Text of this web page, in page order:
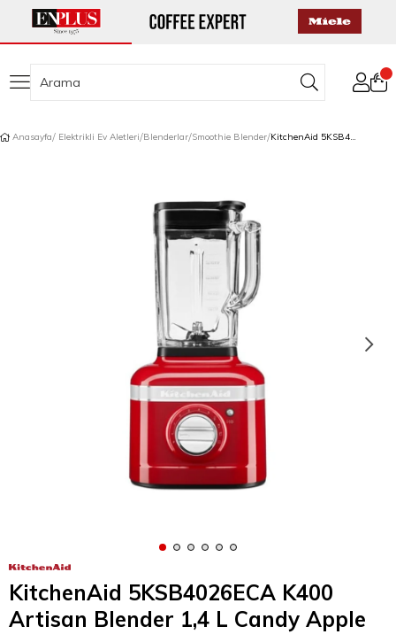
Anasayfa Elektrikli Ev Aletleri Blenderlar Smoothie Blender KitchenAid 5KSB4026ECA K400 Artisan Blender 1,4 L Candy Apple
KitchenAid 5KSB4026ECA K400
Artisan Blender 1,4 L Candy Apple